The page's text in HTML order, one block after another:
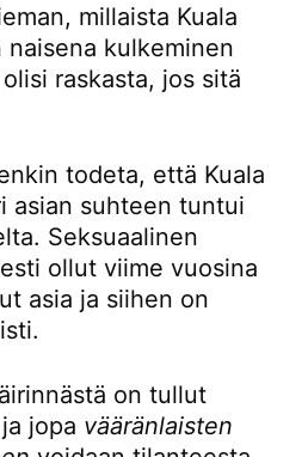
millaista Kuala
naisena kulkeminen
raskasta, jos sitä
todeta, että Kuala
asian suhteen tuntui
Seksuaalinen
ollut viime vuosina
asia ja siihen on
on tullut
jopa vääränlaisten